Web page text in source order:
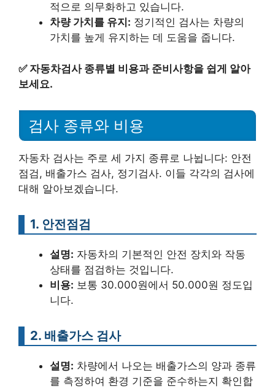
적으로 의무화하고 있습니다.
차량 가치를 유지: 정기적인 검사는 차량의
가치를 높게 유지하는 데 도움을 줍니다.
✅ 자동차검사 종류별 비용과 준비사항을 쉽게 알아
보세요.
검사 종류와 비용
자동차 검사는 주로 세 가지 종류로 나뉩니다: 안전
점검, 배출가스 검사, 정기검사. 이들 각각의 검사에
대해 알아보겠습니다.
1. 안전점검
설명: 자동차의 기본적인 안전 장치와 작동
상태를 점검하는 것입니다.
비용: 보통 30.000원에서 50.000원 정도입
니다.
2. 배출가스 검사
설명: 차량에서 나오는 배출가스의 양과 종류
를 측정하여 환경 기준을 준수하는지 확인합